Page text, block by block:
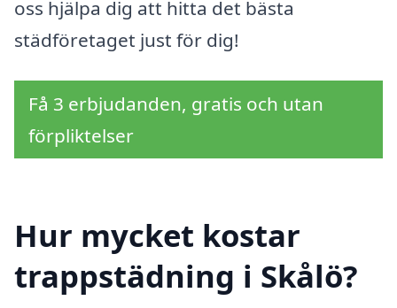
oss hjälpa dig att hitta det bästa
städföretaget just för dig!
Få 3 erbjudanden, gratis och utan
förpliktelser
Hur mycket kostar
trappstädning i Skålö?